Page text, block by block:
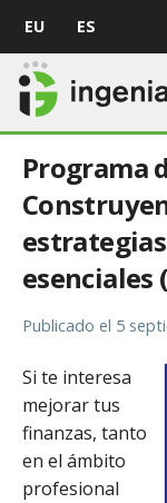
EU ES
Programa
esenciales
Publicado el 5
Si te interesa
mejorar tus
finanzas, tanto
en el ámbito
profesional